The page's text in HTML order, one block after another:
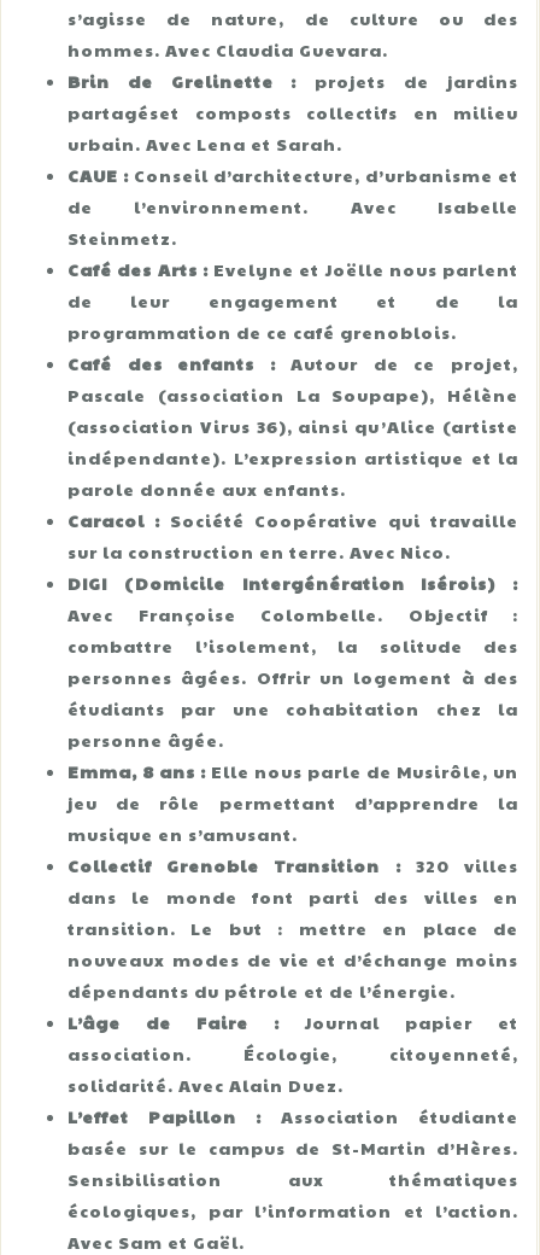
s’agisse de nature, de culture ou des
hommes. Avec Claudia Guevara.
Brin de Grelinette : projets de jardins
partagéset composts collectifs en milieu
urbain. Avec Lena et Sarah.
CAUE : Conseil d’architecture, d’urbanisme et
de l’environnement. Avec Isabelle
Steinmetz.
Café des Arts :Evelyne et Joëlle nous parlent
de leur engagement et de la
programmation de ce café grenoblois.
Café des enfants :Autour de ce projet,
Pascale (association La Soupape), Hélène
(association Virus 36), ainsi qu’Alice (artiste
indépendante). L’expression artistique et la
parole donnée aux enfants.
Caracol : Société Coopérative qui travaille
sur la construction en terre. Avec Nico.
DIGI (Domicile Intergénération Isérois) :
Avec Françoise Colombelle. Objectif :
combattre l’isolement, la solitude des
personnes âgées. Offrir un logement à des
étudiants par une cohabitation chez la
personne âgée.
Emma, 8 ans : Elle nous parle de Musirôle, un
jeu de rôle permettant d’apprendre la
musique en s’amusant.
Collectif Grenoble Transition :320 villes
dans le monde font parti des villes en
transition. Le but : mettre en place de
nouveaux modes de vie et d’échange moins
dépendants du pétrole et de l’énergie.
L’âge de Faire : Journal papier et
association. Écologie, citoyenneté,
solidarité. Avec Alain Duez.
L’effet Papillon : Association étudiante
basée sur le campus de St-Martin d’Hères.
Sensibilisation aux thématiques
écologiques, par l’information et l’action.
Avec Sam et Gaël.